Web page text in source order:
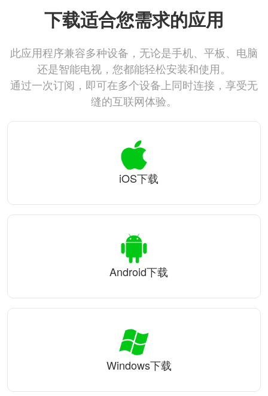
下载适合您需求的应用
此应用程序兼容多种设备，无论是手机、平板、电脑
还是智能电视，您都能轻松安装和使用。
通过一次订阅，即可在多个设备上同时连接，享受无
缝的互联网体验。
iOS下载
Android下载
Windows下载